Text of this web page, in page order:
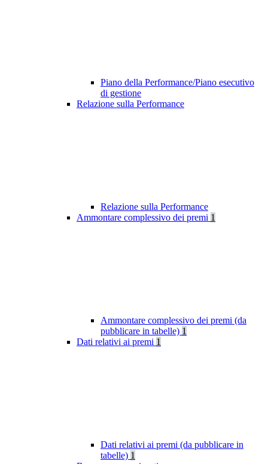
Piano della Performance/Piano esecutivo
di gestione
Relazione sulla Performance
Relazione sulla Performance
Ammontare complessivo dei premi 1
Ammontare complessivo dei premi (da
pubblicare in tabelle) 1
Dati relativi ai premi 1
Dati relativi ai premi (da pubblicare in
tabelle) 1